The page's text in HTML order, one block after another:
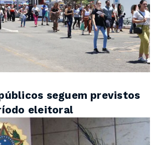
seguem previstos
eleitoral